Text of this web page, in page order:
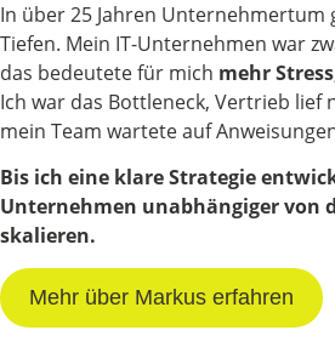
In über 25 Jahren Unternehmertum
Tiefen. Mein IT-Unternehmen war
das bedeutete für mich mehr
Ich war das Bottleneck, Vertrieb lief
mein Team wartete auf
Bis ich eine klare Strategie
Unternehmen unabhängiger von
skalieren.
Mehr über Markus erfahren